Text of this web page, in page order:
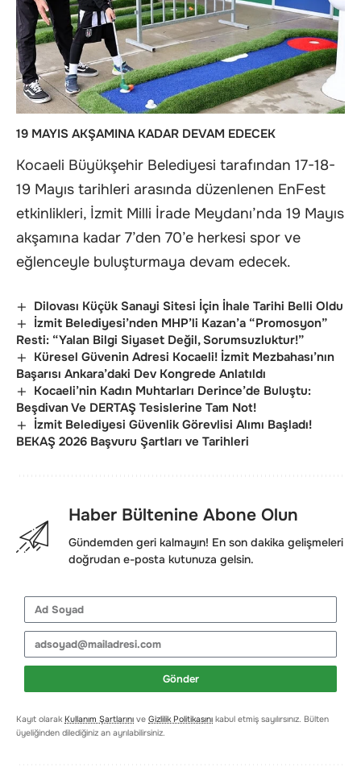
19 MAYIS AKŞAMINA KADAR DEVAM EDECEK
Kocaeli Büyükşehir Belediyesi tarafından 17-18-
19 Mayıs tarihleri arasında düzenlenen EnFest
etkinlikleri, İzmit Milli İrade Meydanı’nda 19 Mayıs
akşamına kadar 7’den 70’e herkesi spor ve
eğlenceyle buluşturmaya devam edecek.
Dilovası Küçük Sanayi Sitesi İçin İhale Tarihi Belli Oldu
İzmit Belediyesi’nden MHP’li Kazan’a “Promosyon”
Resti: “Yalan Bilgi Siyaset Değil, Sorumsuzluktur!”
Küresel Güvenin Adresi Kocaeli! İzmit Mezbahası’nın
Başarısı Ankara’daki Dev Kongrede Anlatıldı
Kocaeli’nin Kadın Muhtarları Derince’de Buluştu:
Beşdivan Ve DERTAŞ Tesislerine Tam Not!
İzmit Belediyesi Güvenlik Görevlisi Alımı Başladı!
BEKAŞ 2026 Başvuru Şartları ve Tarihleri
Haber Bültenine Abone Olun
Gündemden geri kalmayın! En son dakika gelişmeleri
doğrudan e-posta kutunuza gelsin.
Gönder
Kayıt olarak Kullanım Şartlarını ve Gizlilik Politikasını kabul etmiş sayılırsınız. Bülten
üyeliğinden dilediğiniz an ayrılabilirsiniz.